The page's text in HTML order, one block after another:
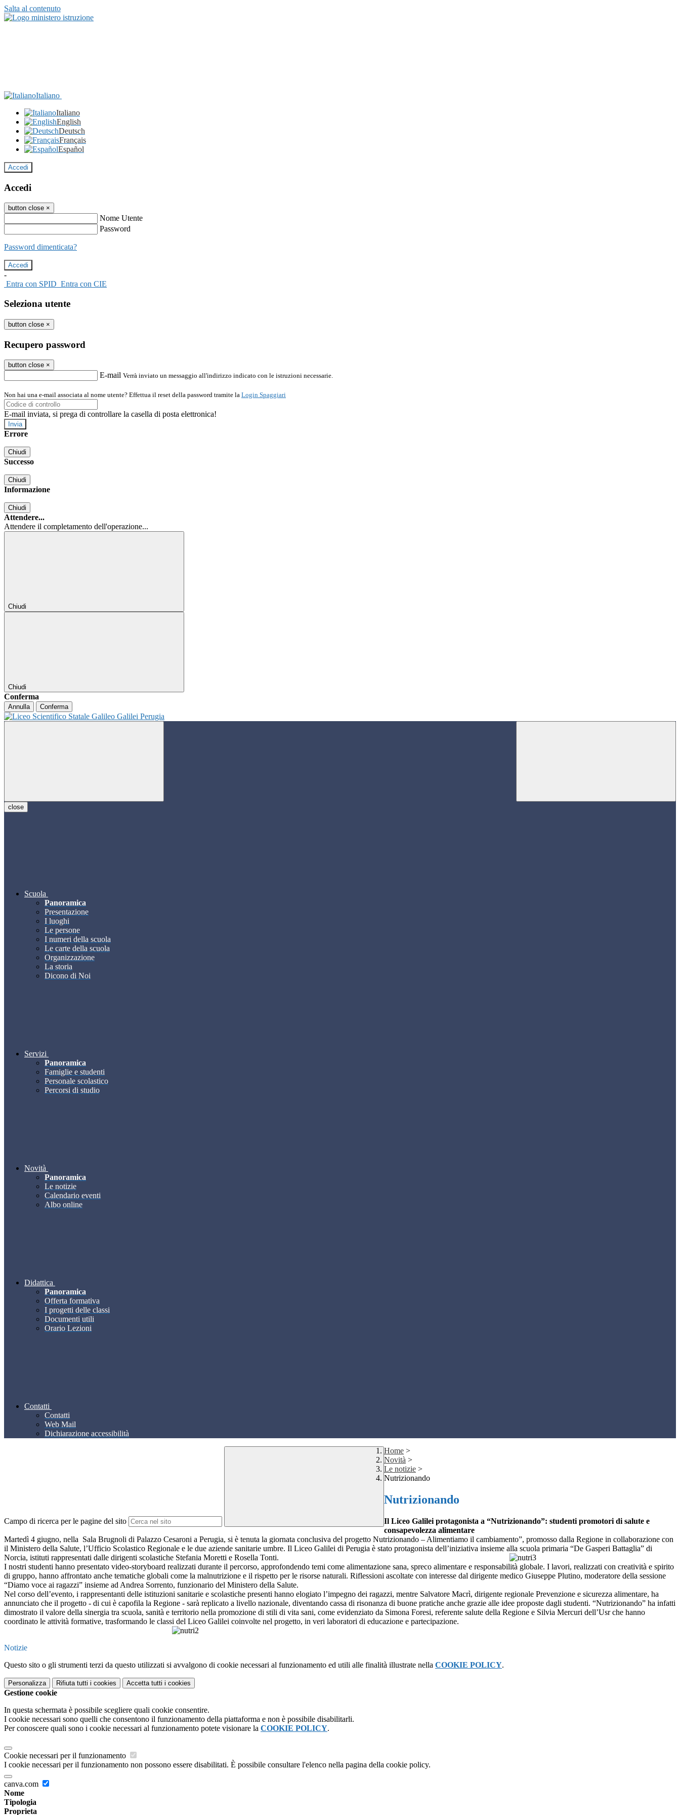
Salta al contenuto
Italiano
Italiano
English
Deutsch
Français
Español
Accedi
Accedi
button close ×
Nome Utente
Password
Password dimenticata?
-
Entra con SPID Entra con CIE
Seleziona utente
button close ×
Recupero password
button close ×
E-mail Verrà inviato un messaggio all'indirizzo indicato con le istruzioni necessarie.
Non hai una e-mail associata al nome utente? Effettua il reset della password tramite la Login Spaggiari
E-mail inviata, si prega di controllare la casella di posta elettronica!
Errore
Chiudi
Successo
Chiudi
Informazione
Chiudi
Attendere...
Attendere il completamento dell'operazione...
Chiudi
Chiudi
Conferma
Annulla Conferma
close
Scuola
Panoramica
Presentazione
I luoghi
Le persone
I numeri della scuola
Le carte della scuola
Organizzazione
La storia
Dicono di Noi
Servizi
Panoramica
Famiglie e studenti
Personale scolastico
Percorsi di studio
Novità
Panoramica
Le notizie
Calendario eventi
Albo online
Didattica
Panoramica
Offerta formativa
I progetti delle classi
Documenti utili
Orario Lezioni
Contatti
Contatti
Web Mail
Dichiarazione accessibilità
Campo di ricerca per le pagine del sito
Home >
Novità >
Le notizie >
Nutrizionando
Nutrizionando
Il Liceo Galilei protagonista a “Nutrizionando”: studenti promotori di salute e
consapevolezza alimentare
Martedì 4 giugno, nella Sala Brugnoli di Palazzo Cesaroni a Perugia, si è tenuta la giornata conclusiva del progetto Nutrizionando – Alimentiamo il cambiamento”, promosso dalla Regione in collaborazione con
il Ministero della Salute, l’Ufficio Scolastico Regionale e le due aziende sanitarie umbre. Il Liceo Galilei di Perugia è stato protagonista dell’iniziativa insieme alla scuola primaria “De Gasperi Battaglia” di
Norcia, istituti rappresentati dalle dirigenti scolastiche Stefania Moretti e Rosella Tonti.
I nostri studenti hanno presentato video-storyboard realizzati durante il percorso, approfondendo temi come alimentazione sana, spreco alimentare e responsabilità globale. I lavori, realizzati con creatività e spirito
di gruppo, hanno affrontato anche tematiche globali come la malnutrizione e il rispetto per le risorse naturali. Riflessioni ascoltate con interesse dal dirigente medico Giuseppe Plutino, moderatore della sessione
“Diamo voce ai ragazzi” insieme ad Andrea Sorrento, funzionario del Ministero della Salute.
Nel corso dell’evento, i rappresentanti delle istituzioni sanitarie e scolastiche presenti hanno elogiato l’impegno dei ragazzi, mentre Salvatore Macrì, dirigente regionale Prevenzione e sicurezza alimentare, ha
annunciato che il progetto - di cui è capofila la Regione - sarà replicato a livello nazionale, diventando cassa di risonanza di buone pratiche anche grazie alle idee proposte dagli studenti. “Nutrizionando” ha infatti
dimostrato il valore della sinergia tra scuola, sanità e territorio nella promozione di stili di vita sani, come evidenziato da Simona Foresi, referente salute della Regione e Silvia Mercuri dell’Usr che hanno
coordinato le attività formative, trasformando le classi del Liceo Galilei coinvolte nel progetto, in veri laboratori di educazione e partecipazione.
Notizie
Questo sito o gli strumenti terzi da questo utilizzati si avvalgono di cookie necessari al funzionamento ed utili alle finalità illustrate nella COOKIE POLICY.
Personalizza Rifiuta tutti i cookies Accetta tutti i cookies
Gestione cookie
In questa schermata è possibile scegliere quali cookie consentire.
I cookie necessari sono quelli che consentono il funzionamento della piattaforma e non è possibile disabilitarli.
Per conoscere quali sono i cookie necessari al funzionamento potete visionare la COOKIE POLICY.
Cookie necessari per il funzionamento
I cookie necessari per il funzionamento non possono essere disabilitati. È possibile consultare l'elenco nella pagina della cookie policy.
canva.com
Nome
Tipologia
Proprieta